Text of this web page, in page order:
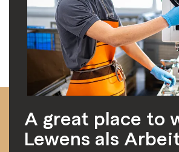
A great place to
Lewens als